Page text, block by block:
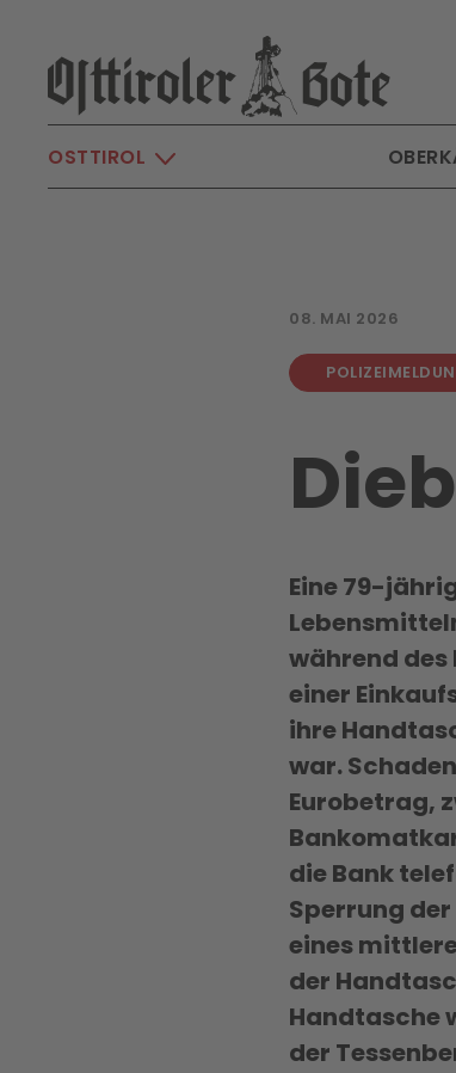
Skip to main content
OSTTIROL
08. MAI 2026
Eine 79-
während des
einer
ihre
war.
Eurobetrag,
die Bank
Sperrung
eines
der
Handtasche
der